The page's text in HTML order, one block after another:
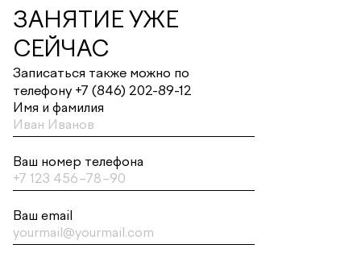
ЗАНЯТИЕ УЖЕ
СЕЙЧАС
Записаться также можно по
телефону +7 (846) 202-89-12
Имя и фамилия
Ваш номер телефона
Ваш email